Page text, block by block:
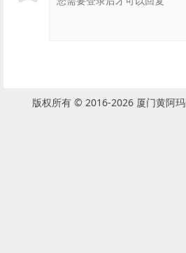
版权所有 © 2016-2026 厦门黄阿